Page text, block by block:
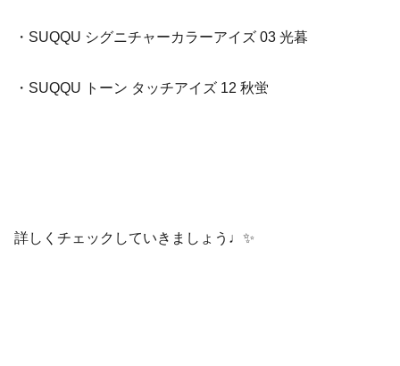
・SUQQU シグニチャーカラーアイズ 03 光暮
・SUQQU トーン タッチアイズ 12 秋蛍
詳しくチェックしていきましょう♩✨